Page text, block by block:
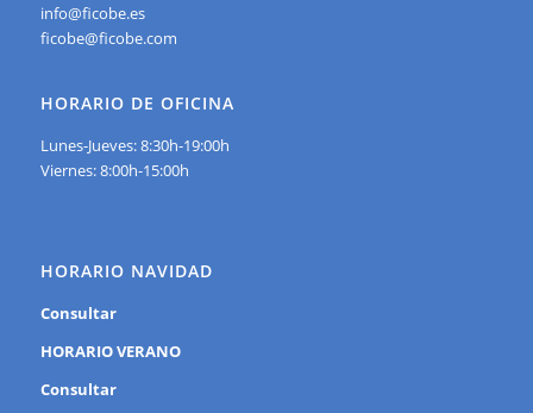
info@ficobe.es
ficobe@ficobe.com
HORARIO DE OFICINA
Lunes-Jueves: 8:30h-19:00h
Viernes: 8:00h-15:00h
HORARIO NAVIDAD
Consultar
HORARIO VERANO
Consultar